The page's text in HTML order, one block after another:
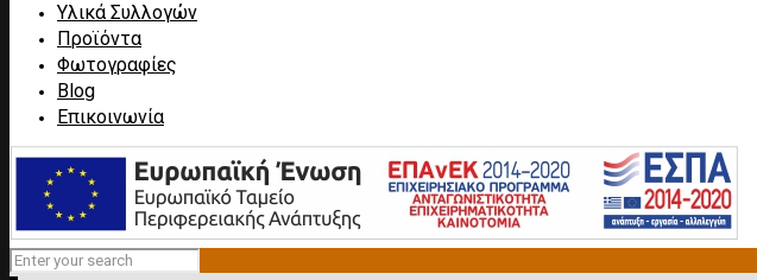
Υλικά Συλλογών
Προϊόντα
Φωτογραφίες
Blog
Επικοινωνία